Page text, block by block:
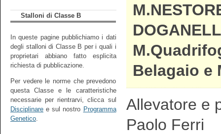
Stalloni di Classe B
In queste pagine pubblichiamo i dati
degli stalloni di Classe B per i quali i
proprietari abbiano fatto esplicita
richiesta di pubblicazione.
Per vedere le norme che prevedono
questa Classe e le caratteristiche
necessarie per rientrarvi, clicca sul
Disciplinare e sul nostro Programma
Genetico.
Belagaio e
Allevatore e
Paolo Ferri